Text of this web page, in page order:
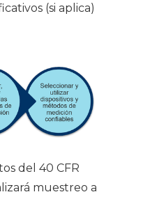
(si aplica)
del 40 CFR
muestreo a